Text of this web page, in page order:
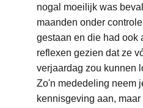
nogal moeilijk was
maanden onder
gestaan en die had ook
reflexen gezien dat ze
verjaardag zou kunnen
Zo'n mededeling neem
kennisgeving aan,